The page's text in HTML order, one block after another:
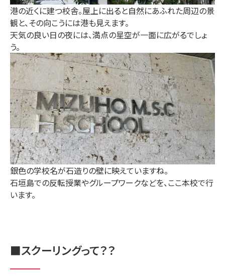
港の近くに建つ校舎。屋上に出ると自然にあふれた周辺の景
観と、その向こうには港も見えます。
天気の良い日の夜には、満点の星空が一面に広がるでしょ
う。
銀色の学校名が石造りの壁に映えていますね。
石垣島での反転授業やグループワークなどを、ここ本校で行
います。
■スクーリングって？？